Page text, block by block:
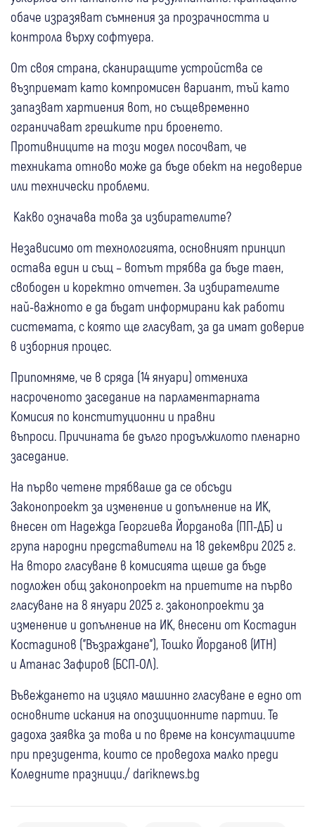
обаче изразяват съмнения за прозрачността и
контрола върху софтуера.
От своя страна, сканиращите устройства се
възприемат като компромисен вариант, тъй като
запазват хартиения вот, но същевременно
ограничават грешките при броенето.
Противниците на този модел посочват, че
техниката отново може да бъде обект на недоверие
или технически проблеми.
Какво означава това за избирателите?
Независимо от технологията, основният принцип
остава един и същ – вотът трябва да бъде таен,
свободен и коректно отчетен. За избирателите
най-важното е да бъдат информирани как работи
системата, с която ще гласуват, за да имат доверие
в изборния процес.
Припомняме, че в сряда (14 януари) отмениха
насроченото заседание на парламентарната
Комисия по конституционни и правни
въпроси. Причината бе дълго продължилото пленарно
заседание.
На първо четене трябваше да се обсъди
Законопроект за изменение и допълнение на ИК,
внесен от Надежда Георгиева Йорданова (ПП-ДБ) и
група народни представители на 18 декември 2025 г.
На второ гласуване в комисията щеше да бъде
подложен общ законопроект на приетите на първо
гласуване на 8 януари 2025 г. законопроекти за
изменение и допълнение на ИК, внесени от Костадин
Костадинов ("Възраждане"), Тошко Йорданов (ИТН)
и Атанас Зафиров (БСП-ОЛ).
Въвеждането на изцяло машинно гласуване е едно от
основните искания на опозиционните партии. Те
дадоха заявка за това и по време на консултациите
при президента, които се проведоха малко преди
Коледните празници./ dariknews.bg